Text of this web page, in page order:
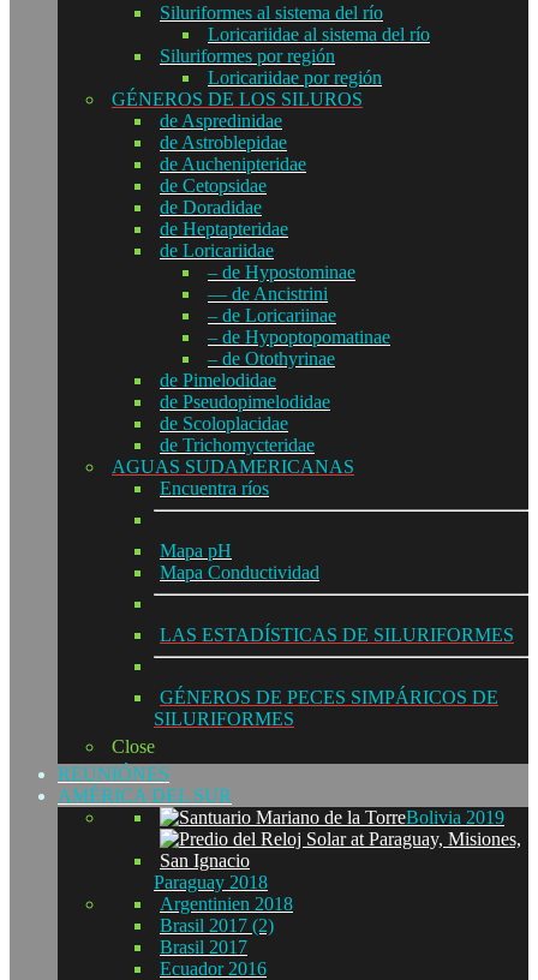
Siluriformes al sistema del río
Loricariidae al sistema del río
Siluriformes por región
Loricariidae por región
GÉNEROS DE LOS SILUROS
de Aspredinidae
de Astroblepidae
de Auchenipteridae
de Cetopsidae
de Doradidae
de Heptapteridae
de Loricariidae
– de Hypostominae
— de Ancistrini
– de Loricariinae
– de Hypoptopomatinae
– de Otothyrinae
de Pimelodidae
de Pseudopimelodidae
de Scoloplacidae
de Trichomycteridae
AGUAS SUDAMERICANAS
Encuentra ríos
Mapa pH
Mapa Conductividad
LAS ESTADÍSTICAS DE SILURIFORMES
GÉNEROS DE PECES SIMPÁRICOS DE
SILURIFORMES
Close
REUNIÓNES
AMÉRICA DEL SUR
Bolivia 2019
Paraguay 2018
Argentinien 2018
Brasil 2017 (2)
Brasil 2017
Ecuador 2016